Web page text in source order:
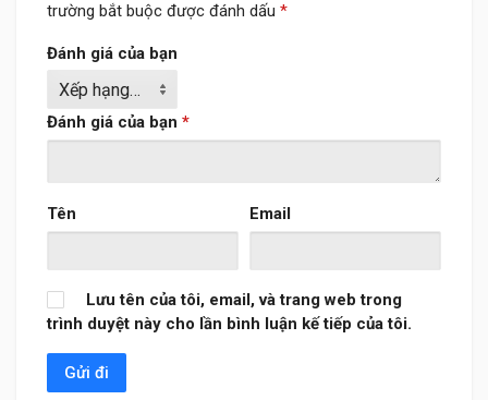
trường bắt buộc được đánh dấu *
Đánh giá của bạn
Đánh giá của bạn *
Tên Email
Lưu tên của tôi, email, và trang web trong
trình duyệt này cho lần bình luận kế tiếp của tôi.